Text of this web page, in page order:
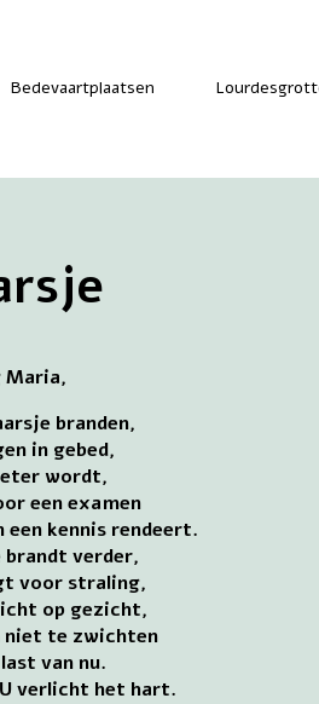
Bedevaartplaatsen
Maria,
branden,
in gebed,
wordt,
een examen
een kennis rendeert.
verder,
voor straling,
op gezicht,
niet te zwichten
van nu.
verlicht het hart.